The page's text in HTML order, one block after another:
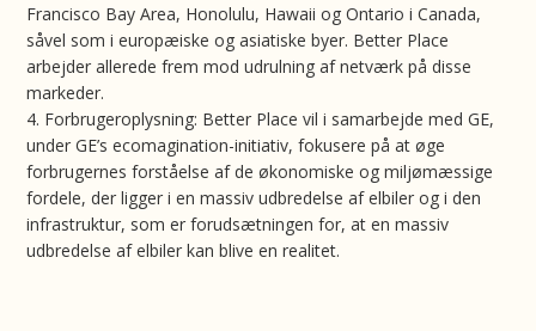
Francisco Bay Area, Honolulu, Hawaii og Ontario i Canada,
såvel som i europæiske og asiatiske byer. Better Place
arbejder allerede frem mod udrulning af netværk på disse
markeder.
4. Forbrugeroplysning: Better Place vil i samarbejde med GE,
under GE’s ecomagination-initiativ, fokusere på at øge
forbrugernes forståelse af de økonomiske og miljømæssige
fordele, der ligger i en massiv udbredelse af elbiler og i den
infrastruktur, som er forudsætningen for, at en massiv
udbredelse af elbiler kan blive en realitet.